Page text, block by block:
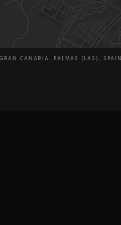
CANARIA, PALMAS (LAS), SPAIN